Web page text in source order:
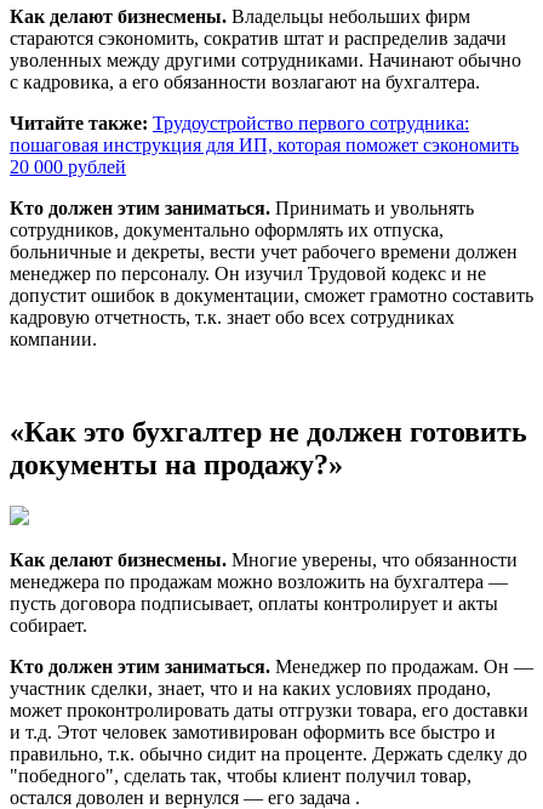
Как делают бизнесмены. Владельцы небольших фирм
стараются сэкономить, сократив штат и распределив задачи
уволенных между другими сотрудниками. Начинают обычно
с кадровика, а его обязанности возлагают на бухгалтера.
Читайте также: Трудоустройство первого сотрудника:
пошаговая инструкция для ИП, которая поможет сэкономить
20 000 рублей
Кто должен этим заниматься. Принимать и увольнять
сотрудников, документально оформлять их отпуска,
больничные и декреты, вести учет рабочего времени должен
менеджер по персоналу. Он изучил Трудовой кодекс и не
допустит ошибок в документации, сможет грамотно составить
кадровую отчетность, т.к. знает обо всех сотрудниках
компании.
«Как это бухгалтер не должен готовить
документы на продажу?»
Как делают бизнесмены. Многие уверены, что обязанности
менеджера по продажам можно возложить на бухгалтера —
пусть договора подписывает, оплаты контролирует и акты
собирает.
Кто должен этим заниматься. Менеджер по продажам. Он —
участник сделки, знает, что и на каких условиях продано,
может проконтролировать даты отгрузки товара, его доставки
и т.д. Этот человек замотивирован оформить все быстро и
правильно, т.к. обычно сидит на проценте. Держать сделку до
"победного", сделать так, чтобы клиент получил товар,
остался доволен и вернулся — его задача .